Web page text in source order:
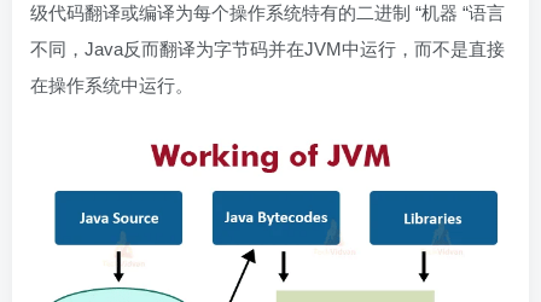
级代码翻译或编译为每个操作系统特有的二进制 “机器 “语言
不同，Java反而翻译为字节码并在JVM中运行，而不是直接
在操作系统中运行。